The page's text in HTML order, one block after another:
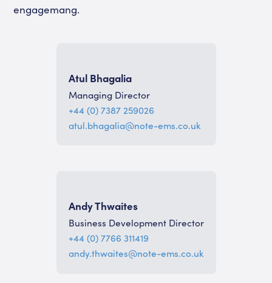
engagemang.
Atul Bhagalia
Managing Director
+44 (0) 7387 259026
atul.bhagalia@note-ems.co.uk
Andy Thwaites
Business Development Director
+44 (0) 7766 311419
andy.thwaites@note-ems.co.uk